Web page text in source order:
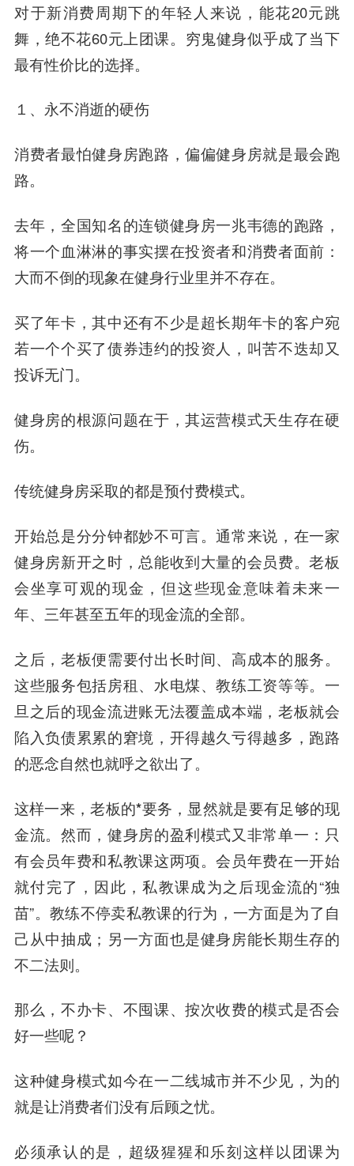
对于新消费周期下的年轻人来说，能花20元跳
舞，绝不花60元上团课。穷鬼健身似乎成了当下
最有性价比的选择。
１、永不消逝的硬伤
消费者最怕健身房跑路，偏偏健身房就是最会跑
路。
去年，全国知名的连锁健身房一兆韦德的跑路，
将一个血淋淋的事实摆在投资者和消费者面前：
大而不倒的现象在健身行业里并不存在。
买了年卡，其中还有不少是超长期年卡的客户宛
若一个个买了债券违约的投资人，叫苦不迭却又
投诉无门。
健身房的根源问题在于，其运营模式天生存在硬
伤。
传统健身房采取的都是预付费模式。
开始总是分分钟都妙不可言。通常来说，在一家
健身房新开之时，总能收到大量的会员费。老板
会坐享可观的现金，但这些现金意味着未来一
年、三年甚至五年的现金流的全部。
之后，老板便需要付出长时间、高成本的服务。
这些服务包括房租、水电煤、教练工资等等。一
旦之后的现金流进账无法覆盖成本端，老板就会
陷入负债累累的窘境，开得越久亏得越多，跑路
的恶念自然也就呼之欲出了。
这样一来，老板的*要务，显然就是要有足够的现
金流。 然而，健身房的盈利模式又非常单一：只
有会员年费和私教课这两项。会员年费在一开始
就付完了，因此，私教课成为之后现金流的“独
苗”。教练不停卖私教课的行为，一方面是为了自
己从中抽成；另一方面也是健身房能长期生存的
不二法则。
那么，不办卡、不囤课、按次收费的模式是否会
好一些呢？
这种健身模式如今在一二线城市并不少见，为的
就是让消费者们没有后顾之忧。
必须承认的是， 超级猩猩和乐刻这样以团课为